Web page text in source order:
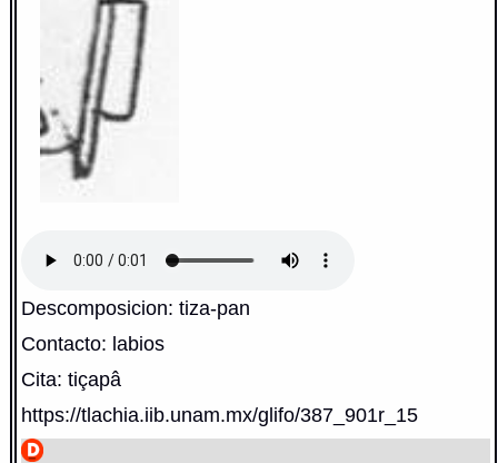
Descomposicion: tiza-pan
Contacto: labios
Cita: tiçapâ
https://tlachia.iib.unam.mx/glifo/387_901r_15